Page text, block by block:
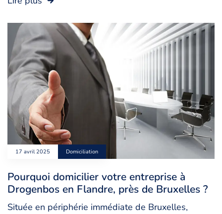
17 avril 2025 Domiciliation
Pourquoi domicilier votre entreprise à
Drogenbos en Flandre, près de Bruxelles ?
Située en périphérie immédiate de Bruxelles,